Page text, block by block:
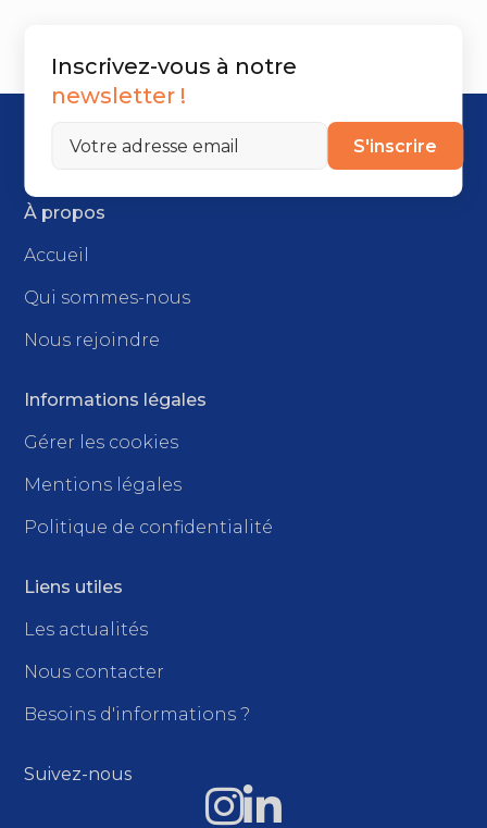
À propos
Accueil
Qui sommes-nous
Nous rejoindre
Informations légales
Gérer les cookies
Mentions légales
Politique de confidentialité
Liens utiles
Les actualités
Nous contacter
Besoins d'informations ?
Inscrivez-vous à notre
newsletter !
S'inscrire
Suivez-nous